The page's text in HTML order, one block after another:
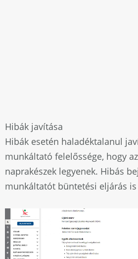
Hibák javítása
Hibák esetén haladéktalanul
munkáltató felelőssége, hogy
naprakészek legyenek. Hibás
munkáltatót büntetési eljárás